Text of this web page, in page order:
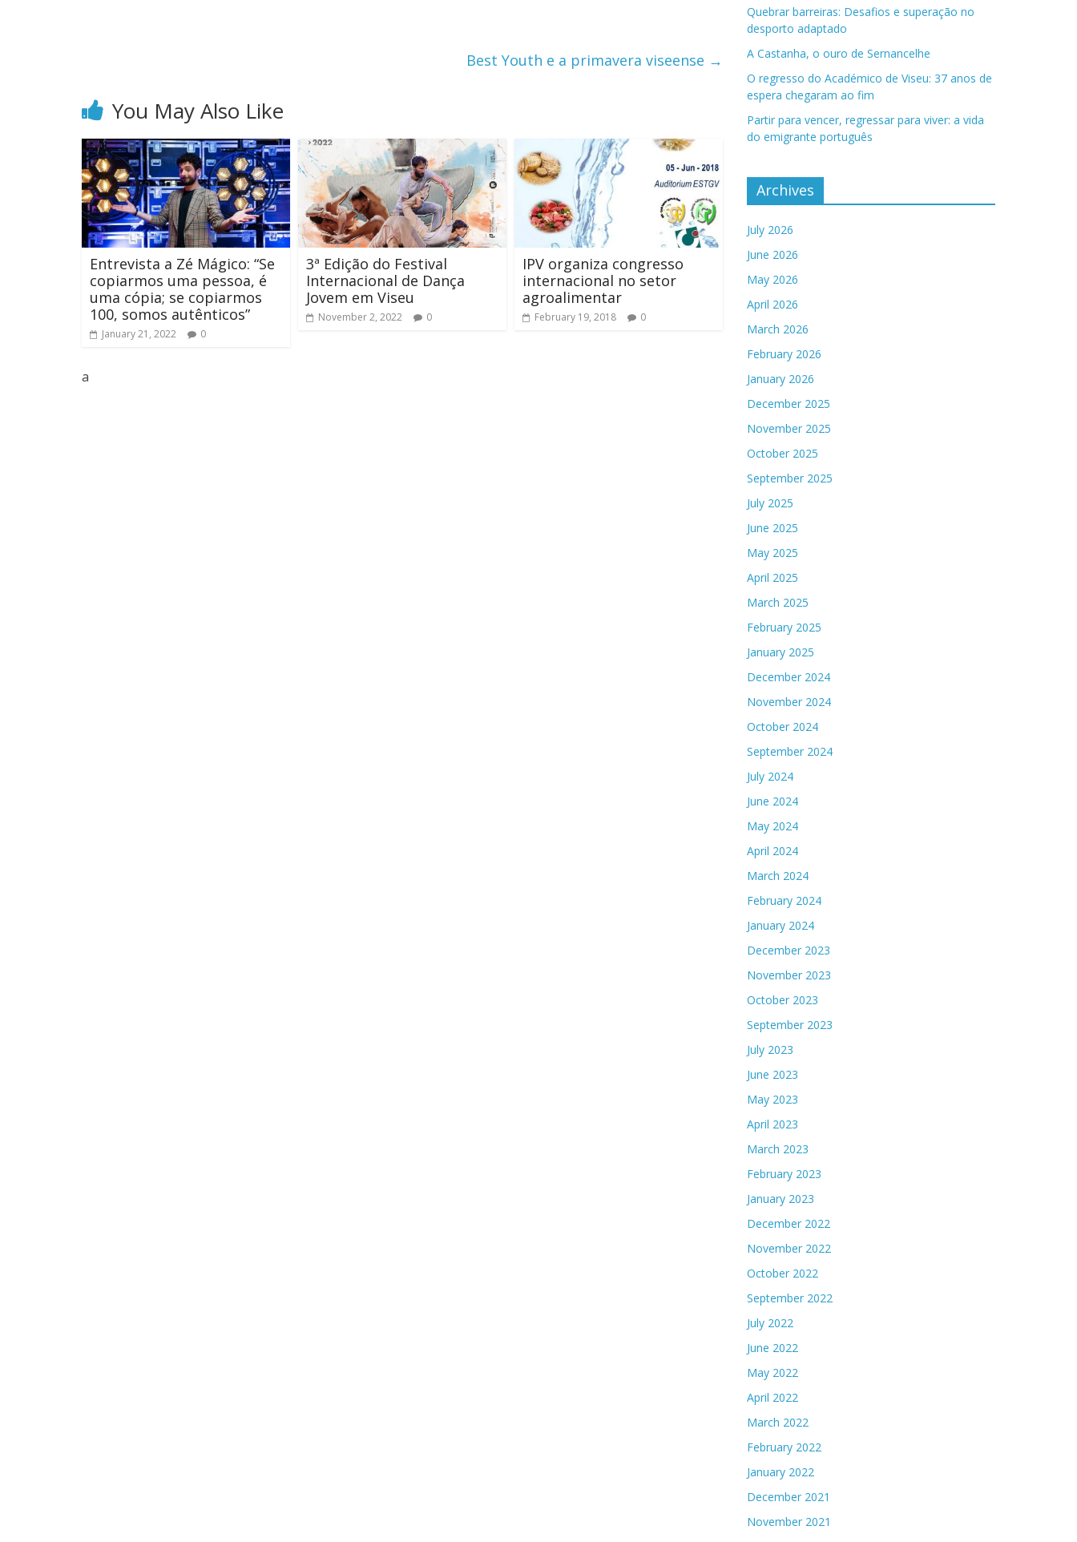
Best Youth e a primavera viseense →
You May Also Like
Entrevista a Zé Mágico: “Se
copiarmos uma pessoa, é
uma cópia; se copiarmos
100, somos autênticos”
January 21, 2022 0
3ª Edição do Festival
Internacional de Dança
Jovem em Viseu
November 2, 2022 0
IPV organiza congresso
internacional no setor
agroalimentar
February 19, 2018 0
a
Quebrar barreiras: Desafios e superação no
desporto adaptado
A Castanha, o ouro de Sernancelhe
O regresso do Académico de Viseu: 37 anos de
espera chegaram ao fim
Partir para vencer, regressar para viver: a vida
do emigrante português
Archives
July 2026
June 2026
May 2026
April 2026
March 2026
February 2026
January 2026
December 2025
November 2025
October 2025
September 2025
July 2025
June 2025
May 2025
April 2025
March 2025
February 2025
January 2025
December 2024
November 2024
October 2024
September 2024
July 2024
June 2024
May 2024
April 2024
March 2024
February 2024
January 2024
December 2023
November 2023
October 2023
September 2023
July 2023
June 2023
May 2023
April 2023
March 2023
February 2023
January 2023
December 2022
November 2022
October 2022
September 2022
July 2022
June 2022
May 2022
April 2022
March 2022
February 2022
January 2022
December 2021
November 2021